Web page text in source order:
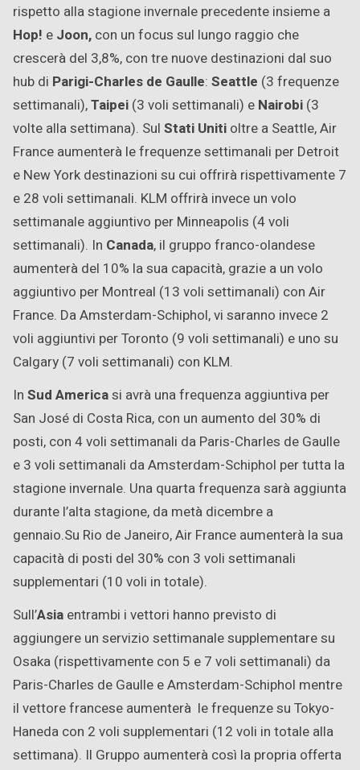
rispetto alla stagione invernale precedente insieme a
Hop! e Joon, con un focus sul lungo raggio che
crescerà del 3,8%, con tre nuove destinazioni dal suo
hub di Parigi-Charles de Gaulle: Seattle (3 frequenze
settimanali),Taipei (3 voli settimanali) e Nairobi (3
volte alla settimana). Sul Stati Uniti oltre a Seattle, Air
France aumenterà le frequenze settimanali per Detroit
e New York destinazioni su cui offrirà rispettivamente 7
e 28 voli settimanali. KLM offrirà invece un volo
settimanale aggiuntivo per Minneapolis (4 voli
settimanali). In Canada, il gruppo franco-olandese
aumenterà del 10% la sua capacità, grazie a un volo
aggiuntivo per Montreal (13 voli settimanali) con Air
France. Da Amsterdam-Schiphol, vi saranno invece 2
voli aggiuntivi per Toronto (9 voli settimanali) e uno su
Calgary (7 voli settimanali) con KLM.
In Sud Americasi avrà una frequenza aggiuntiva per
San José di Costa Rica, con un aumento del 30% di
posti, con 4 voli settimanali da Paris-Charles de Gaulle
e 3 voli settimanali da Amsterdam-Schiphol per tutta la
stagione invernale. Una quarta frequenza sarà aggiunta
durante l’alta stagione, da metà dicembre a
gennaio.Su Rio de Janeiro, Air France aumenterà la sua
capacità di posti del 30% con 3 voli settimanali
supplementari (10 voli in totale).
Sull’Asia entrambi i vettori hanno previsto di
aggiungere un servizio settimanale supplementare su
Osaka (rispettivamente con 5 e 7 voli settimanali) da
Paris-Charles de Gaulle e Amsterdam-Schiphol mentre
il vettore francese aumenterà le frequenze su Tokyo-
Haneda con 2 voli supplementari (12 voli in totale alla
settimana). Il Gruppo aumenterà così la propria offerta